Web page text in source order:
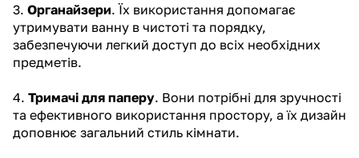
3. Органайзери. Їх використання допомагає
утримувати ванну в чистоті та порядку,
забезпечуючи легкий доступ до всіх необхідних
предметів.
4. Тримачі для паперу. Вони потрібні для зручності
та ефективного використання простору, а їх дизайн
доповнює загальний стиль кімнати.